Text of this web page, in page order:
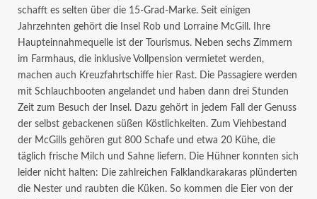
schafft es selten über die 15-Grad-Marke. Seit einigen
Jahrzehnten gehört die Insel Rob und Lorraine McGill. Ihre
Haupteinnahmequelle ist der Tourismus. Neben sechs Zimmern
im Farmhaus, die inklusive Vollpension vermietet werden,
machen auch Kreuzfahrtschiffe hier Rast. Die Passagiere werden
mit Schlauchbooten angelandet und haben dann drei Stunden
Zeit zum Besuch der Insel. Dazu gehört in jedem Fall der Genuss
der selbst gebackenen süßen Köstlichkeiten. Zum Viehbestand
der McGills gehören gut 800 Schafe und etwa 20 Kühe, die
täglich frische Milch und Sahne liefern. Die Hühner konnten sich
leider nicht halten: Die zahlreichen Falklandkarakaras plünderten
die Nester und raubten die Küken. So kommen die Eier von der